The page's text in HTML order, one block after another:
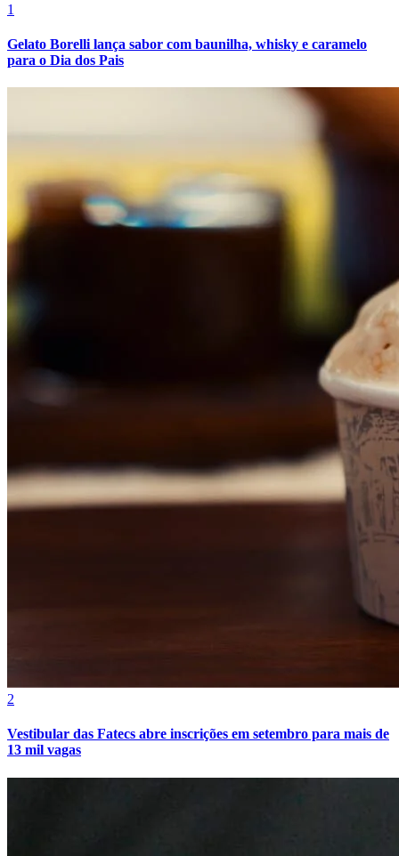
Grêmio
Internacional
1
Gelato Borelli lança sabor com baunilha, whisky e caramelo
para o Dia dos Pais
2
Vestibular das Fatecs abre inscrições em setembro para mais de
13 mil vagas